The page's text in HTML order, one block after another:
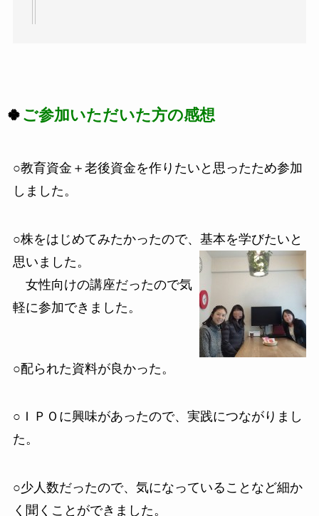
🍀 ご参加いただいた方の感想
○教育資金＋老後資金を作りたいと思ったため参加
しました。
○株をはじめてみたかったので、基本を学びたいと
思いました。
女性向けの講座だったので気
軽に参加できました。
○配られた資料が良かった。
○ＩＰＯに興味があったので、実践につながりまし
た。
○少人数だったので、気になっていることなど細か
く聞くことができました。